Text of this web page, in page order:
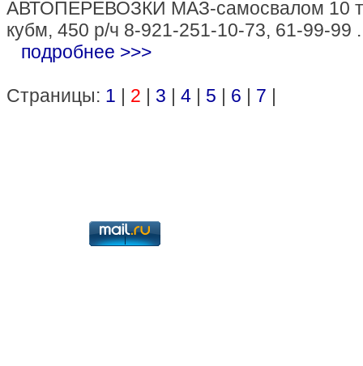
АВТОПЕРЕВОЗКИ МАЗ-самосвалом 10
кубм, 450 р/ч 8-921-251-10-73, 61-99-99
подробнее >>>
Страницы: 1 | 2 | 3 | 4 | 5 | 6 | 7 |